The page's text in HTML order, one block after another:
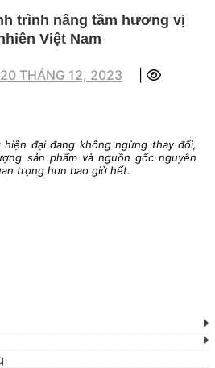
trình nâng tầm hương vị
Việt Nam
20 THÁNG 12, 2023
đại đang không ngừng thay đổi,
sản phẩm và nguồn gốc nguyên
trọng hơn bao giờ hết.